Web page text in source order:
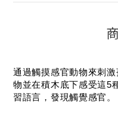
通過觸摸感官動物來刺
物並在積木底下感受這5
習語言，發現觸覺感官。